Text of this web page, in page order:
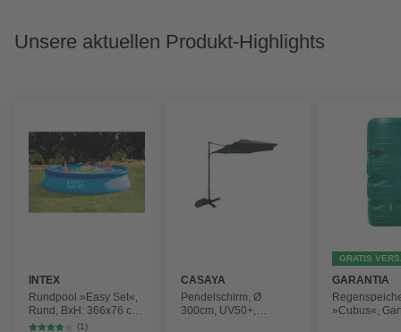
Unsere aktuellen Produkt-Highlights
INTEX
Rundpool »Easy Set«,
Rund, BxH: 366x76 cm,
blau
(1)
CASAYA
Pendelschirm, Ø
300cm, UV50+,
GRATIS
GARANTIA
»Cubus«,